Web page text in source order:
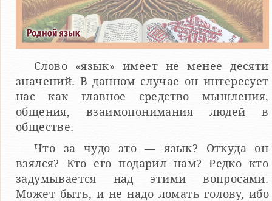
Слово «язык» имеет не менее десяти
значений. В дан­ном случае он интересует
нас как главное средство мышления,
общения, взаимопонимания людей в
обществе.
Что за чудо это — язык? Откуда он
взялся? Кто его по­дарил нам? Редко кто
задумывается над этими вопросами.
Может быть, и не надо ломать голову, ибо